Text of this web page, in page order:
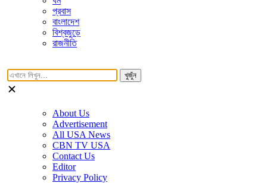
প্রবাস
বাংলাদেশ
বিশ্বজুড়ে
রাজনীতি
খুজুঁন
About Us
Advertisement
All USA News
CBN TV USA
Contact Us
Editor
Privacy Policy